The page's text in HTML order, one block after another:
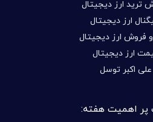
ترید ارز دیجیتال
ارز دیجیتال
فروش ارز دیجیتال
ارز دیجیتال
علی اکبر توسل
پر اهمیت هفته: